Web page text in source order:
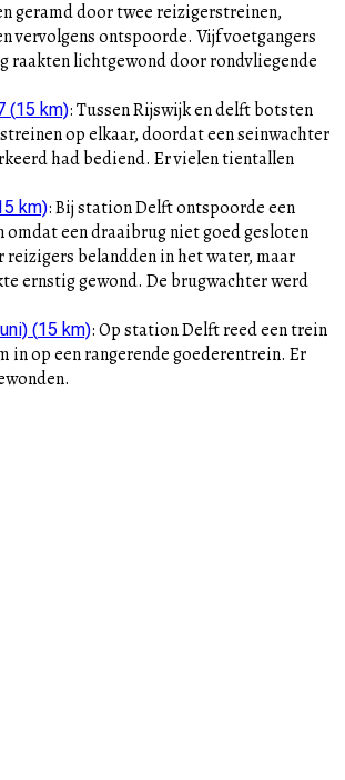
geramd door twee reizigerstreinen,
vervolgens ontspoorde. Vijf voetgangers
raakten lichtgewond door rondvliegende
(15 km):Tussen Rijswijk en delft botsten
op elkaar, doordat een seinwachter
had bediend. Er vielen tientallen
km):Bij station Delft ontspoorde een
een draaibrug niet goed gesloten
reizigers belandden in het water, maar
ernstig gewond. De brugwachter werd
(15 km):Op station Delft reed een trein
in op een rangerende goederentrein. Er